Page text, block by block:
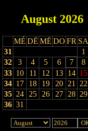
August 2026
MÉ DË MË DO FR SA
31
1
32
3 4 5 6 7 8
33 10 11 12 13 14 15
34 17 18 19 20 21 22
35 24 25 26 27 28 29
36 31